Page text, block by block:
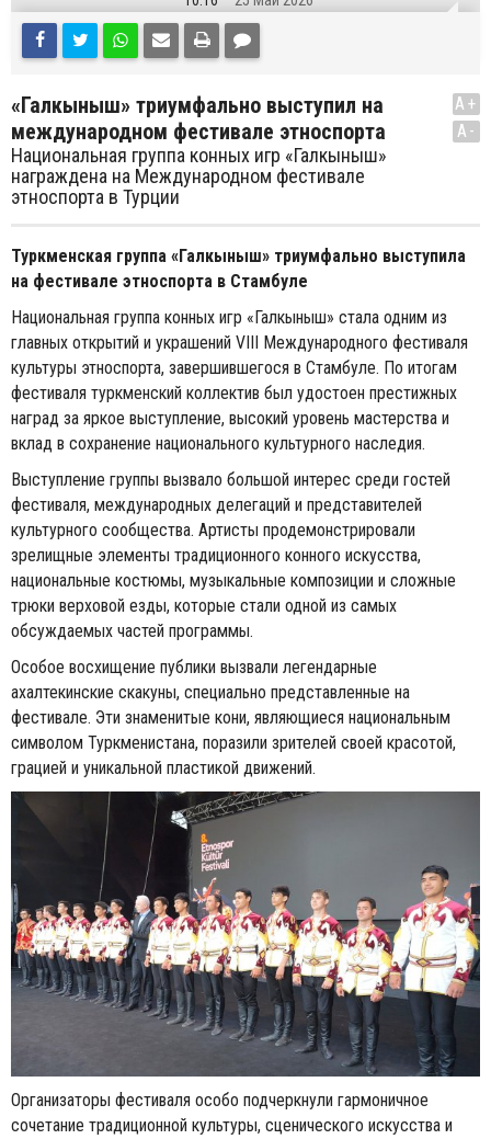
«Галкыныш» триумфально выступил на
международном фестивале этноспорта
Национальная группа конных игр «Галкыныш»
награждена на Международном фестивале
этноспорта в Турции
A+
A-
Туркменская группа «Галкыныш» триумфально выступила
на фестивале этноспорта в Стамбуле
Национальная группа конных игр «Галкыныш» стала одним из
главных открытий и украшений VIII Международного фестиваля
культуры этноспорта, завершившегося в Стамбуле. По итогам
фестиваля туркменский коллектив был удостоен престижных
наград за яркое выступление, высокий уровень мастерства и
вклад в сохранение национального культурного наследия.
Выступление группы вызвало большой интерес среди гостей
фестиваля, международных делегаций и представителей
культурного сообщества. Артисты продемонстрировали
зрелищные элементы традиционного конного искусства,
национальные костюмы, музыкальные композиции и сложные
трюки верховой езды, которые стали одной из самых
обсуждаемых частей программы.
Особое восхищение публики вызвали легендарные
ахалтекинские скакуны, специально представленные на
фестивале. Эти знаменитые кони, являющиеся национальным
символом Туркменистана, поразили зрителей своей красотой,
грацией и уникальной пластикой движений.
Организаторы фестиваля особо подчеркнули гармоничное
сочетание традиционной культуры, сценического искусства и